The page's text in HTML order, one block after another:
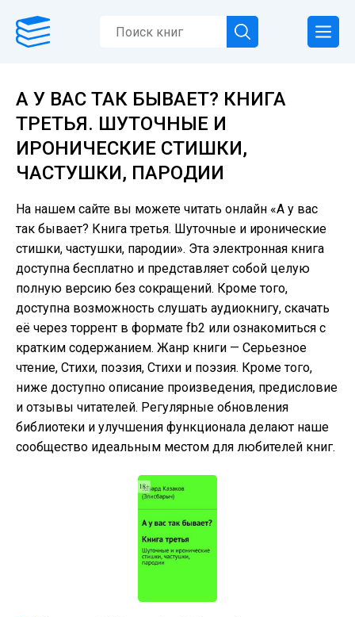
А У ВАС ТАК БЫВАЕТ? КНИГА
ТРЕТЬЯ. ШУТОЧНЫЕ И
ИРОНИЧЕСКИЕ СТИШКИ,
ЧАСТУШКИ, ПАРОДИИ
На нашем сайте вы можете читать онлайн «А у вас
так бывает? Книга третья. Шуточные и иронические
стишки, частушки, пародии». Эта электронная книга
доступна бесплатно и представляет собой целую
полную версию без сокращений. Кроме того,
доступна возможность слушать аудиокнигу, скачать
её через торрент в формате fb2 или ознакомиться с
кратким содержанием. Жанр книги — Серьезное
чтение, Cтихи, поэзия, Стихи и поэзия. Кроме того,
ниже доступно описание произведения, предисловие
и отзывы читателей. Регулярные обновления
библиотеки и улучшения функционала делают наше
сообщество идеальным местом для любителей книг.